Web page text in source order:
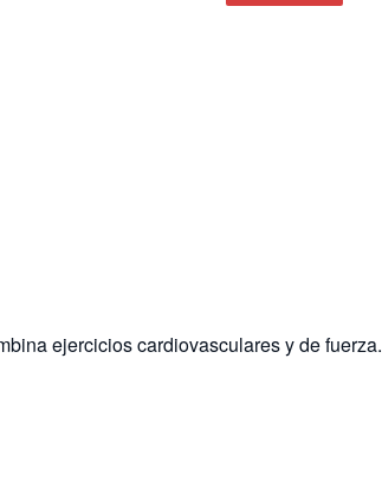
ejercicios cardiovasculares y de fuerza.